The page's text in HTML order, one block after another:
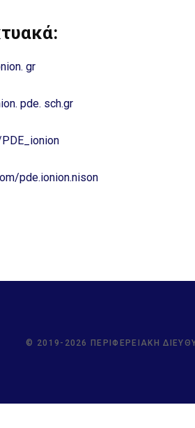
gr
pde. sch.gr
pde.ionion.nison
© 2019-2026 ΠΕΡΙΦΕΡΕΙΑΚΉ